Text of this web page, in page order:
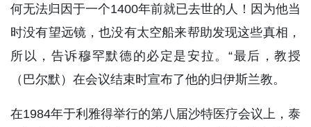
何无法归因于一个1400年前就已去世的人！因为他当
时没有望远镜，也没有太空船来帮助发现这些真相，
所以，告诉穆罕默德的必定是安拉。“最后，教授
（巴尔默）在会议结束时宣布了他的归伊斯兰教。
在1984年于利雅得举行的第八届沙特医疗会议上，泰